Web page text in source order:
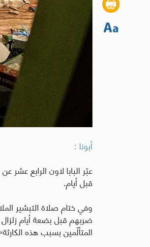
أبونا :
عبّر البابا لاون الرابع
قبل أيام.
وفي ختام صلاة التبشير
ضربهم قبل بضعة أيام
المتألّمين بسبب هذه